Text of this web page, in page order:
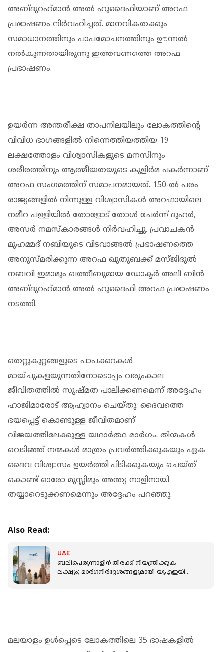
അബ്ദുറഹ്‌മാന്‍ അല്‍ ഹുദൈഫിയാണ് അറഫ
പ്രഭാഷണം നിര്‍വഹിച്ചത്. മാനവികതക്കും
സമാധാനത്തിനും പാപമോചനത്തിനും ഊന്നല്‍
നല്‍കുന്നതായിരുന്നു ഇത്തവണത്തെ അറഫ
പ്രഭാഷണം.
ഉയര്‍ന്ന അന്തരീക്ഷ താപനിലയിലും ലോകത്തിന്റെ
വിവിധ ഭാഗങ്ങളില്‍ നിന്നെത്തിയത്തിയ 19
ലക്ഷത്തോളം വിശ്വാസികളുടെ മനസിനും
ശരീരത്തിനും ആത്മീയതയുടെ കുളിര്‍മ പകര്‍ന്നാണ്
അറഫ സംഗമത്തിന് സമാപനമായത്. 150-ല്‍ പരം
രാജ്യങ്ങളില്‍ നിന്നുള്ള വിശ്വാസികള്‍ അറഫായിലെ
നമീറ പള്ളിയില്‍ തോളോട് തോള്‍ ചേര്‍ന്ന് ദുഹര്‍,
അസര്‍ നമസ്‌കാരങ്ങള്‍ നിര്‍വഹിച്ചു. പ്രവാചകന്‍
മുഹമ്മദ് നബിയുടെ വിടവാങ്ങല്‍ പ്രഭാഷണത്തെ
അനുസ്മരിക്കുന്ന അറഫ ഖുതുബക്ക് മസ്ജിദുല്‍
നബവി ഇമാമും ഖത്തീബുമായ ഡോക്ടര്‍ അലി ബിന്‍
അബ്ദുറഹ്‌മാന്‍ അല്‍ ഹുദൈഫി അറഫ പ്രഭാഷണം
നടത്തി.
തെറ്റുകുറ്റങ്ങളുടെ പാപക്കറകള്‍
മായ്ചുകളയുന്നതിനോടൊപ്പം വരുംകാല
ജീവിതത്തില്‍ സൂഷ്മത പാലിക്കണമെന്ന് അദ്ദേഹം
ഹാജിമാരോട് ആഹ്വാനം ചെയ്തു. ദൈവത്തെ
ഭയപ്പെട്ട് കൊണ്ടുള്ള ജീവിതമാണ്
വിജയത്തിലേക്കുള്ള യഥാര്‍ത്ഥ മാര്‍ഗം. തിന്മകള്‍
വെടിഞ്ഞ് നന്മകള്‍ മാത്രം പ്രവര്‍ത്തിക്കുകയും ഏക
ദൈവ വിശ്വാസം ഉയര്‍ത്തി പിടിക്കുകയും ചെയ്ത്
കൊണ്ട് ഓരോ മുസ്ലിമും അന്ത്യ നാളിനായി
തയ്യാറെടുക്കണമെന്നും അദ്ദേഹം പറഞ്ഞു.
Also Read:
UAE
ബലിപെരുന്നാളിന് തിരക്ക് നിയന്ത്രിക്കുക
ലക്ഷ്യം; മാര്‍ഗനിര്‍ദ്ദേശങ്ങളുമായി യുഎഇയിലെ
മലയാളം ഉള്‍പ്പെടെ ലോകത്തിലെ 35 ഭാഷകളില്‍